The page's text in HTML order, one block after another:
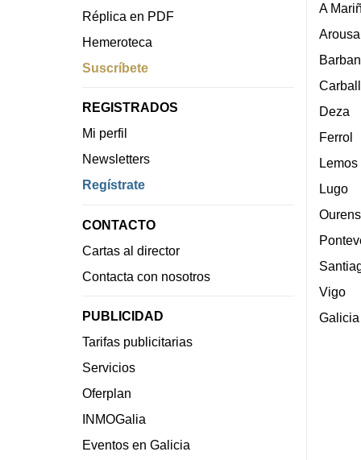
Réplica en PDF
Hemeroteca
Suscríbete
REGISTRADOS
Mi perfil
Newsletters
Regístrate
CONTACTO
Cartas al director
Contacta con nosotros
PUBLICIDAD
Tarifas publicitarias
Servicios
Oferplan
INMOGalia
Eventos en Galicia
A
Arousa
Deza
Ferrol
Lemos
Lugo
Vigo